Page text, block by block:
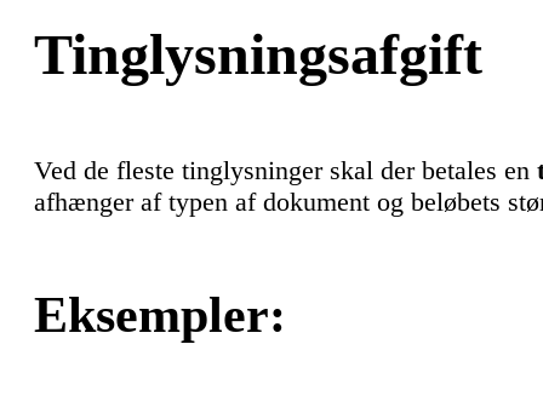
Tinglysningsafgift
Ved de fleste tinglysninger skal der betales en
afhænger af typen af dokument og beløbets
Eksempler: